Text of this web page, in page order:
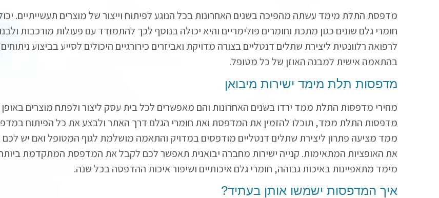
מדפסת התלת מימד עשתה מהפיכה בשנים האחרונות בכל הנוגע לפיתוח וייצור של מוצרים תעשייתיים.
חומרי גלם שונים כגון מתכת וחומרים פולימריים והיא יכולה בנוסף לכך להתמודד עם פעולות מורכבות
לרפואה רלוונטית ליצירת שתלים דנטליים בצורה מדויקת ואביזרים כירורגיים היכולים לסייע בביצוע
בהתאמה אישית למבנה האוזן של כל מטופל.
מדפסות תלת מימד ישירות מיבואן
מחירי מדפסות התלת ממד ירדו בשנים האחרונות והם מאפשרים לכל בית עסק ליצור ולפתח מוצרים
מדפסות התלת ממד, תוכלו להזמין את המדפסת ואת חומרי הגלם דרך האתר ולבצע את כל הפיתוח
ממד מציעה פתרון ליצירת שתלים דנטליים מודפסים במדויק והתאמה מושלמת לגוף המטופל ואם יש
את האופציות המתאימות. קנייה ישירות מחברה יבואנית תאפשר לכם לקבל את המדפסת המתקדמת ביותר
מימד מתאפיינות באיכות גבוהה, חומרי גלם איכותיים ושיפור איכות ההדפסה בכל שנה.
איך המדפסות ישמשו אותן בעתיד?